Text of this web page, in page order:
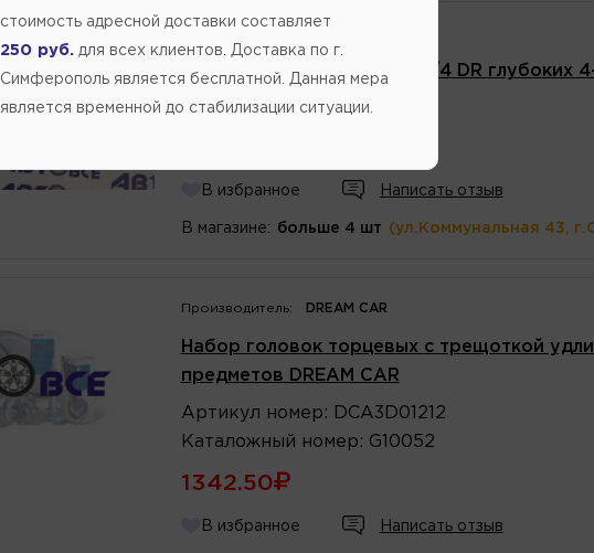
Набор головок торцевых 1/4 DR глубоких
Артикулномер:ER95150
В избранное Написать отзыв
В магазине: больше 4 шт (ул.Коммунальная 43,
Производитель: DREAM CAR
Набор головок торцевых с трещоткой
предметов DREAM CAR
Артикул номер :
DCA3D01212
Каталожный номер : G10052
1342.50
В избранное Написать отзыв
стоимость адресной доставки составляет
250 руб. для всех клиентов. Доставка по г.
Симферополь является бесплатной. Данная мера
является временной до стабилизации ситуации.